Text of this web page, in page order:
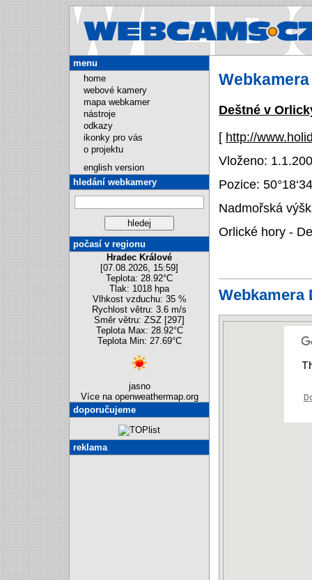
Deštné v
[ http://
Vloženo:
Pozice:
Nadmořská
Orlické hory -
Webkamera
menu
home
webové kamery
mapa webkamer
nástroje
odkazy
ikonky pro vás
o projektu
english version
hledání webkamery
počasí v regionu
Hradec Králové
[07.08.2026, 15:59]
Teplota: 28.92°C
Tlak: 1018 hpa
Vlhkost vzduchu: 35 %
Rychlost větru: 3.6 m/s
Směr větru: ZSZ [297]
Teplota Max: 28.92°C
Teplota Min: 27.69°C
jasno
Více na openweathermap.org
doporučujeme
reklama